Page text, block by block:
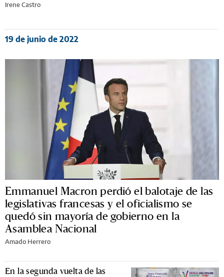
Irene Castro
19 de junio de 2022
Emmanuel Macron perdió el balotaje de las
legislativas francesas y el oficialismo se
quedó sin mayoría de gobierno en la
Asamblea Nacional
Amado Herrero
En la segunda vuelta de las